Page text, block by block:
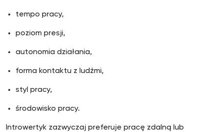
tempo pracy,
poziom presji,
autonomia działania,
forma kontaktu z ludźmi,
styl pracy,
środowisko pracy.
Introwertyk zazwyczaj preferuje pracę zdalną lub